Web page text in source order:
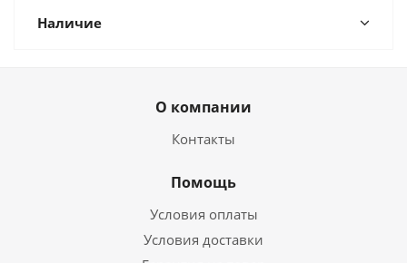
Наличие
О компании
Контакты
Помощь
Условия оплаты
Условия доставки